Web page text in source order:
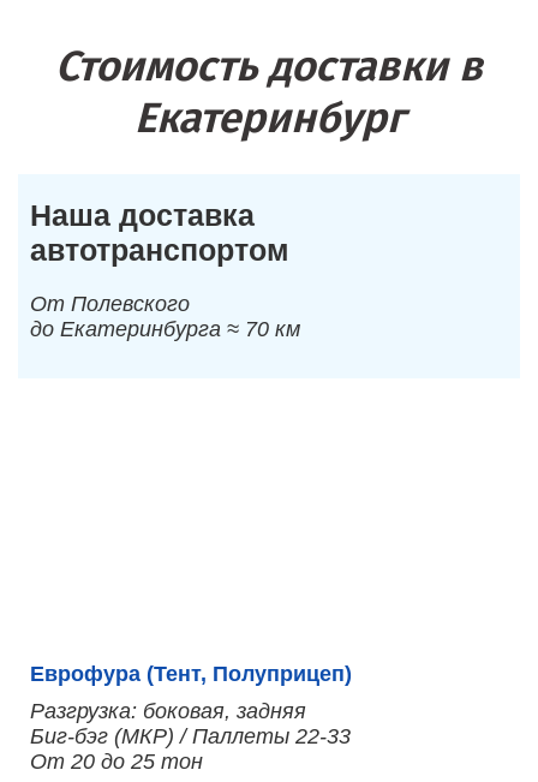
Стоимость доставки в
Екатеринбург
Наша доставка
автотранспортом
От Полевского
до Екатеринбурга ≈ 70 км
Еврофура (Тент, Полуприцеп)
Разгрузка: боковая, задняя
Биг-бэг (МКР) / Паллеты 22-33
От 20 до 25 тон